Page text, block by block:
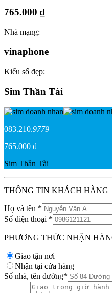
765.000 ₫
Nhà mạng:
vinaphone
Kiểu số đẹp:
Sim Thần Tài
083.210.9779
765.000 ₫
Sim Thần Tài
THÔNG TIN KHÁCH HÀNG
Họ và tên *
Số điện thoại *
PHƯƠNG THỨC NHẬN
Giao tận nơi
Nhận tại cửa hàng
Số nhà, tên đường*